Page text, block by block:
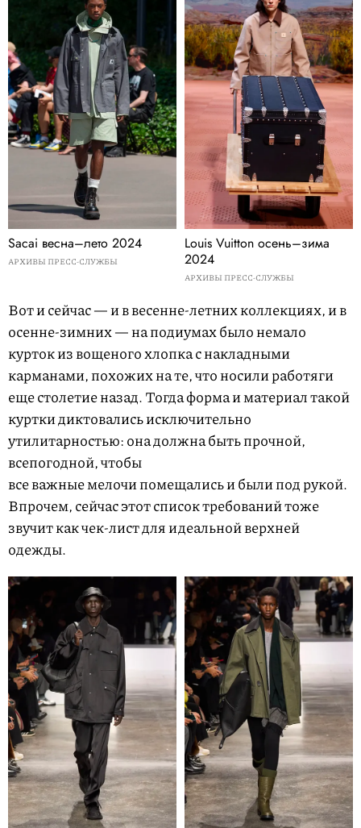
Sacai весна–лето 2024
АРХИВЫ ПРЕСС-СЛУЖБЫ
Louis Vuitton осень–зима
2024
АРХИВЫ ПРЕСС-СЛУЖБЫ
Вот и сейчас — и в весенне-летних коллекциях, и в
осенне-зимних — на подиумах было немало
курток из вощеного хлопка с накладными
карманами, похожих на те, что носили работяги
еще столетие назад. Тогда форма и материал такой
куртки диктовались исключительно
утилитарностью: она должна быть прочной,
всепогодной, чтобы
все важные мелочи помещались и были под рукой.
Впрочем, сейчас этот список требований тоже
звучит как чек-лист для идеальной верхней
одежды.